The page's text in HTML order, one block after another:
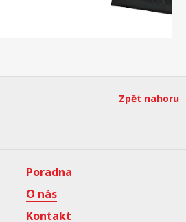
Zpět nahoru
Poradna
O nás
Kontakt